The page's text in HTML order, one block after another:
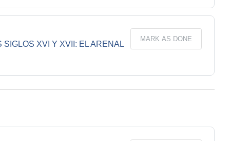
XVI Y XVII: EL ARENAL
MARK AS DONE